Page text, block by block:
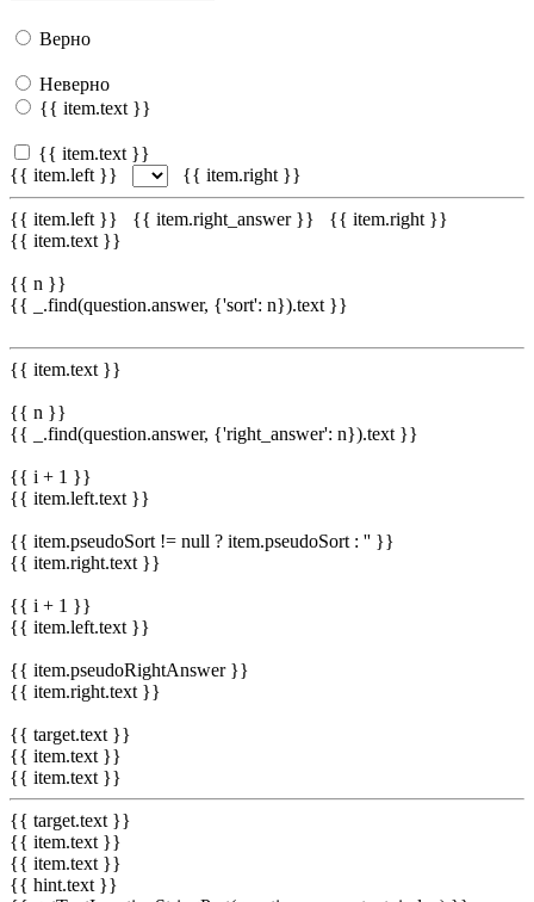
Верно
Неверно
{{ item.text }}
{{ item.text }}
{{ item.left }}
{{ item.right }}
{{ item.left }} {{ item.right_answer }}
{{ item.right }}
{{ item.text }}
{{ n }}
{{ _.find(question.answer, {'sort': n}).text }}
{{ item.text }}
{{ n }}
{{ _.find(question.answer, {'right_answer': n}).text }}
{{ i + 1 }}
{{ item.left.text }}
{{ item.pseudoSort != null ? item.pseudoSort : '' }}
{{ item.right.text }}
{{ i + 1 }}
{{ item.left.text }}
{{ item.pseudoRightAnswer }}
{{ item.right.text }}
{{ target.text }}
{{ item.text }}
{{ item.text }}
{{ target.text }}
{{ item.text }}
{{ item.text }}
{{ hint.text }}